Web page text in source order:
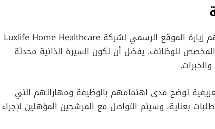
للمهتمين بالتقديم على هذه الوظيفة، يمكنهم زيارة الموقع الرسمي لشركة Luxlife Home Healthcare
المخصص للوظائف. يفضل أن تكون السيرة الذاتية محدثة
توضح مدى اهتمامهم بالوظيفة ومهاراتهم التي
بعناية، وسيتم التواصل مع المرشحين المؤهلين لإجراء